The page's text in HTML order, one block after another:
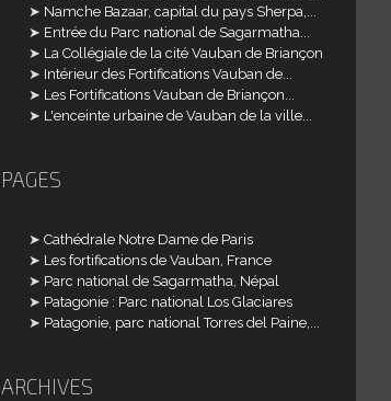
Namche Bazaar, capital du pays Sherpa,...
Entrée du Parc national de Sagarmatha...
La Collégiale de la cité Vauban de Briançon
Intérieur des Fortifications Vauban de...
Les Fortifications Vauban de Briançon...
L'enceinte urbaine de Vauban de la ville...
PAGES
Cathédrale Notre Dame de Paris
Les fortifications de Vauban, France
Parc national de Sagarmatha, Népal
Patagonie : Parc national Los Glaciares
Patagonie, parc national Torres del Paine,...
ARCHIVES